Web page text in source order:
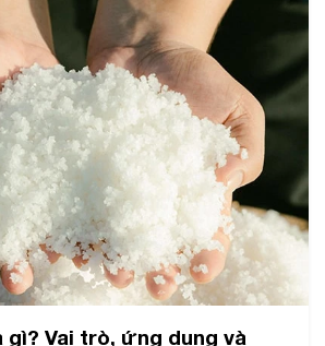
gì? Vai trò, ứng dụng và